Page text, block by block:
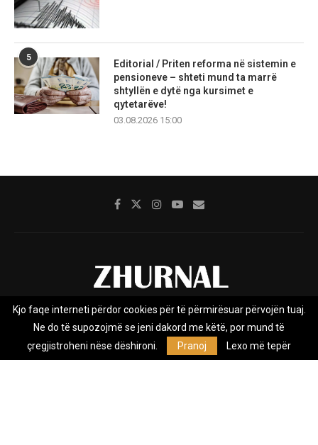
5
Editorial / Priten reforma në sistemin e
pensioneve – shteti mund ta marrë
shtyllën e dytë nga kursimet e
qytetarëve!
03.08.2026 15:00
Rreth nesh Impresumi Marketing
Privacy Policy
Zhurnal.mk është Agjenci e Lajmeve e pavarur, e themeluar në vitin
Kjo faqe interneti përdor cookies për të përmirësuar përvojën tuaj.
Ne do të supozojmë se jeni dakord me këtë, por mund të
çregjistroheni nëse dëshironi.
Pranoj Lexo më tepër